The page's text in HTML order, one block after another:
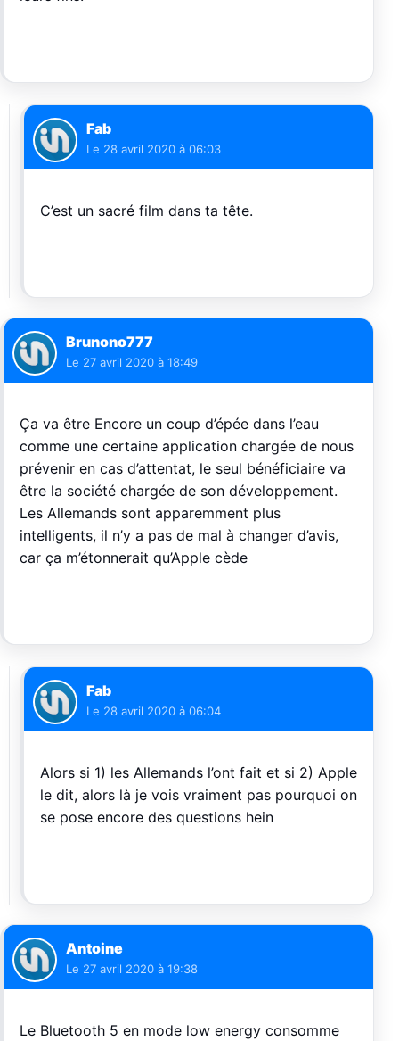
Fab
Le 28 avril 2020 à 06:03
C’est un sacré film dans ta tête.
Brunono777
Le 27 avril 2020 à 18:49
Ça va être Encore un coup d’épée dans l’eau
comme une certaine application chargée de nous
prévenir en cas d’attentat, le seul bénéficiaire va
être la société chargée de son développement.
Les Allemands sont apparemment plus
intelligents, il n’y a pas de mal à changer d’avis,
car ça m’étonnerait qu’Apple cède
Fab
Le 28 avril 2020 à 06:04
Alors si 1) les Allemands l’ont fait et si 2) Apple
le dit, alors là je vois vraiment pas pourquoi on
se pose encore des questions hein
Antoine
Le 27 avril 2020 à 19:38
Le Bluetooth 5 en mode low energy consomme